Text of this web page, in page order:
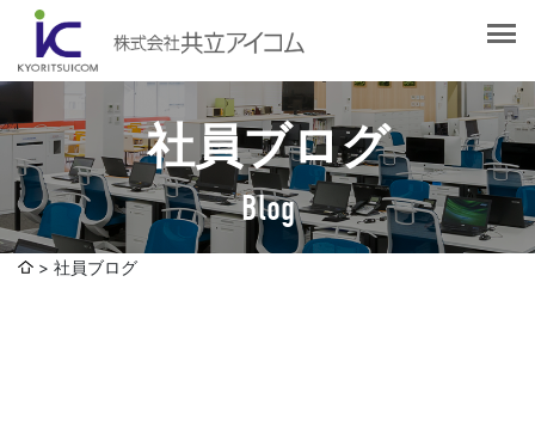
社員ブログ
Blog
会社概要
社長挨拶
企業理念
沿革
認証取得
選ばれる理由
サービス紹介
Web制作・ホームページ制作
社員ブログ